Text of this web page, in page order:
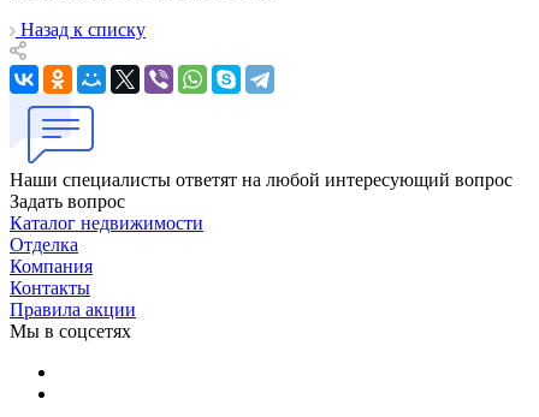
Назад к списку
Наши специалисты ответят на любой интересующий вопрос
Задать вопрос
Каталог недвижимости
Отделка
Компания
Контакты
Правила акции
Мы в соцсетях